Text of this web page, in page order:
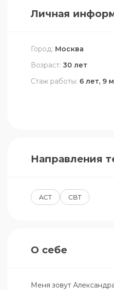
Личная
Город: Москва
Возраст: 30 лет
Стаж работы: 6 лет, 9
Направления
ACT CBT
О себе
Меня зовут